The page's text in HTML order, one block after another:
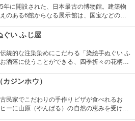
年に開設された、日本最古の博物館。建築物
のある6館からなる展示館は、国宝などの歴
ッズを販売するミュージアムショップや食事
ども併設されています。
ぐい ふじ屋
統的な注染染めにこだわる「染絵手ぬぐい ふ
洒落に使うことができる、四季折々の花柄や
っています。
ジンホウ）
民家でこだわりの手作りピザが食べれるお
ーに山原（やんばる）の自然の恵みを受けた